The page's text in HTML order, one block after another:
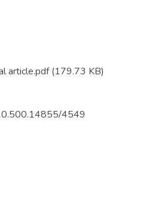
article.pdf(179.73 KB)
4549